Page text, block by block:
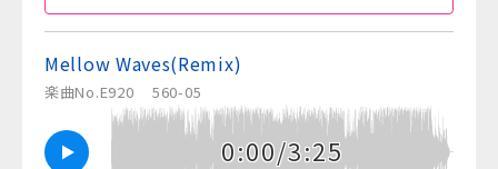
Mellow Waves(Remix)
楽曲No.E920 560-05
0:00/3:25